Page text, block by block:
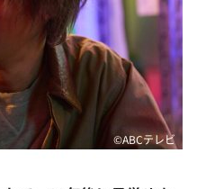
©️ABCテレビ